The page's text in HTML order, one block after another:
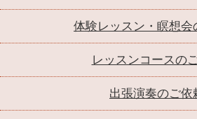
体験レッスン・瞑想会
レッスンコースの
出張演奏のご依